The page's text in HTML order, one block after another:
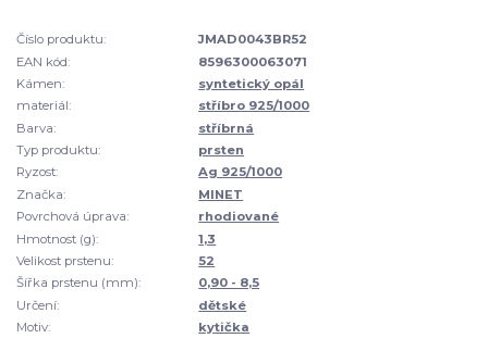
Číslo produktu:
JMAD0043BR52
EAN kód:
8596300063071
Kámen:
syntetický opál
materiál:
stříbro 925/1000
Barva:
stříbrná
Typ produktu:
prsten
Ryzost:
Ag 925/1000
Značka:
MINET
Povrchová úprava:
rhodiované
Hmotnost (g):
1,3
Velikost prstenu:
52
Šířka prstenu (mm):
0,90 - 8,5
Určení:
dětské
Motiv:
kytička